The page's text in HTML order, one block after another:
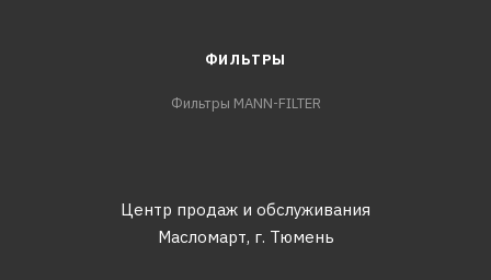
ФИЛЬТРЫ
Фильтры MANN-FILTER
Центр продаж и обслуживания
Масломарт, г. Тюмень